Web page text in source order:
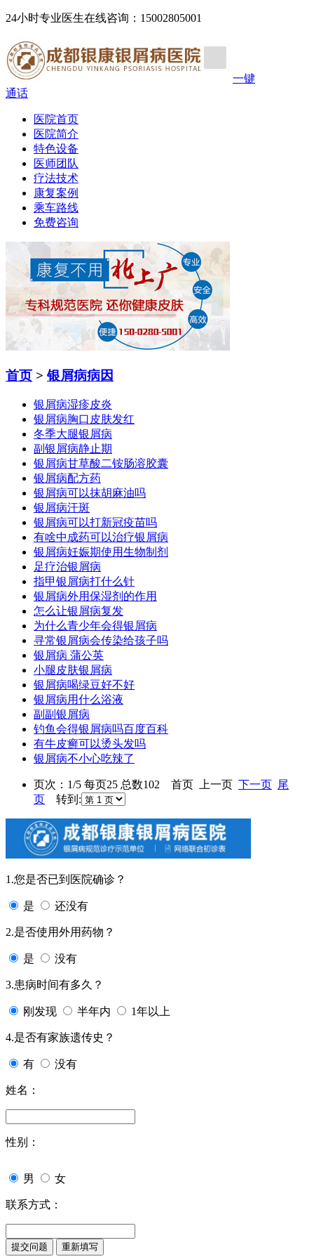
24小时专业医生在线咨询：15002805001
一键
通话
医院首页
医院简介
特色设备
医师团队
疗法技术
康复案例
乘车路线
免费咨询
首页 >银屑病病因
银屑病湿疹皮炎
银屑病胸口皮肤发红
冬季大腿银屑病
副银屑病静止期
银屑病甘草酸二铵肠溶胶囊
银屑病配方药
银屑病可以抹胡麻油吗
银屑病汗斑
银屑病可以打新冠疫苗吗
有啥中成药可以治疗银屑病
银屑病妊娠期使用生物制剂
足疗治银屑病
指甲银屑病打什么针
银屑病外用保湿剂的作用
怎么让银屑病复发
为什么青少年会得银屑病
寻常银屑病会传染给孩子吗
银屑病 蒲公英
小腿皮肤银屑病
银屑病喝绿豆好不好
银屑病用什么浴液
副副银屑病
钓鱼会得银屑病吗百度百科
有牛皮癣可以烫头发吗
银屑病不小心吃辣了
页次：1/5 每页25 总数102 首页 上一页 下一页 尾
页 转到:
1.您是否已到医院确诊？
是 还没有
2.是否使用外用药物？
是 没有
3.患病时间有多久？
刚发现 半年内 1年以上
4.是否有家族遗传史？
有 没有
姓名：
性别：
男 女
联系方式：